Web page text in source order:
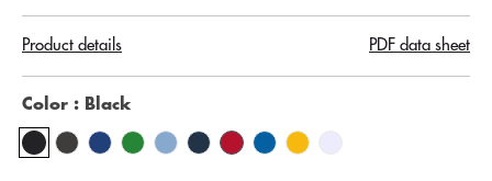
Product details PDF data sheet
Color : Black